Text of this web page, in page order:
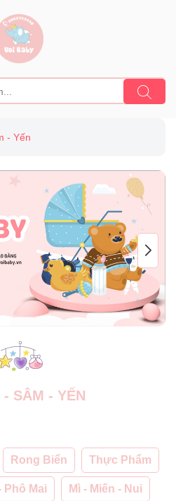
- Yến
- SÂM - YẾN
Rong Biển Thực Phẩm
Phô Mai Mì - Miến - Nui